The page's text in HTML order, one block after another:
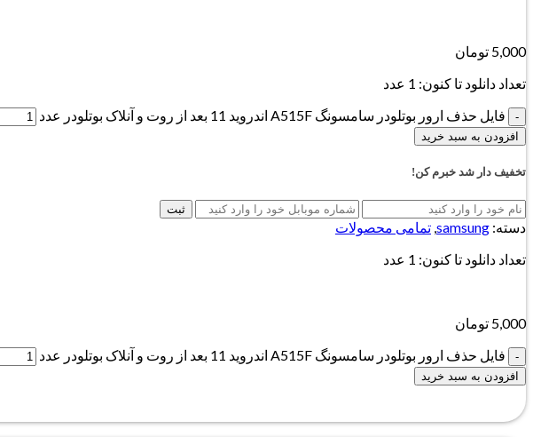
5,000 تومان
تعداد دانلود تا کنون: 1 عدد
فایل حذف ارور بوتلودر سامسونگ A515F اندروید 11 بعد از روت و آنلاک بوتلودر عدد
افزودن به سبد خرید
تخفیف دار شد خبرم کن!
ثبت
دسته: samsung
, تمامی محصولات
تعداد دانلود تا کنون: 1 عدد
5,000 تومان
فایل حذف ارور بوتلودر سامسونگ A515F اندروید 11 بعد از روت و آنلاک بوتلودر عدد
افزودن به سبد خرید